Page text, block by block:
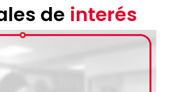
de interés